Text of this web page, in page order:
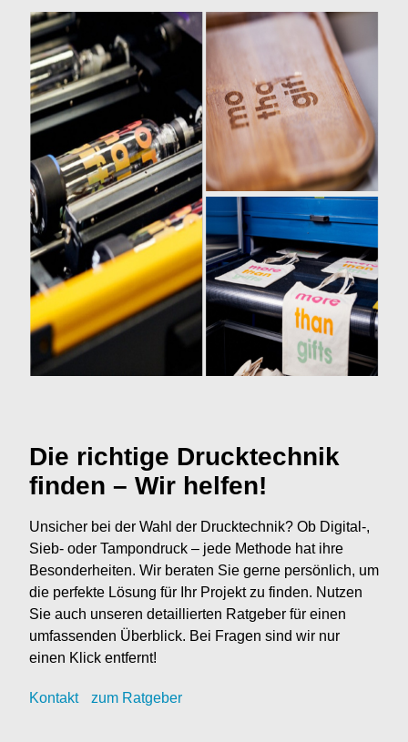
Die richtige Drucktechnik
finden – Wir helfen!
Unsicher bei der Wahl der Drucktechnik? Ob Digital-,
Sieb- oder Tampondruck – jede Methode hat ihre
Besonderheiten. Wir beraten Sie gerne persönlich, um
die perfekte Lösung für Ihr Projekt zu finden. Nutzen
Sie auch unseren detaillierten Ratgeber für einen
umfassenden Überblick. Bei Fragen sind wir nur
einen Klick entfernt!
Kontakt zum Ratgeber